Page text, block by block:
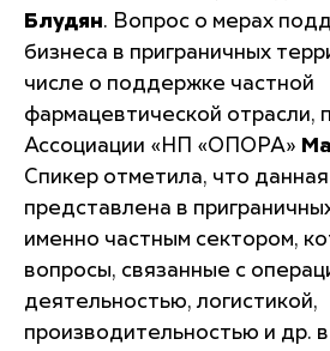
Блудян. Вопрос о мерах
бизнеса в приграничных
числе о поддержке частной
фармацевтической отрасли,
Ассоциации «НП «ОПОРА»
Спикер отметила, что
представлена в
именно частным сектором,
вопросы, связанные с
деятельностью, логистикой,
производительностью и др.